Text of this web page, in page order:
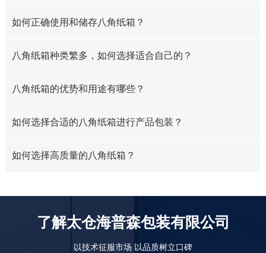
如何正确使用和储存八角纸箱？
八角纸箱种类繁多，如何选择适合自己的？
八角纸箱的优势和用途有哪些？
如何选择合适的八角纸箱进行产品包装？
如何选择高质量的八角纸箱？
了解太仓海普森包装有限公司
以技术征服市场 以品质树立口碑